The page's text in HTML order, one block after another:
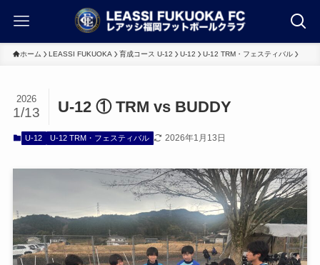
ホーム LEASSI FUKUOKA 育成コース U-12 U-12 U-12 TRM・フェスティバル
U-12 ① TRM vs BUDDY
2026
1/13
U-12 U-12 TRM・フェスティバル 2026年1月13日